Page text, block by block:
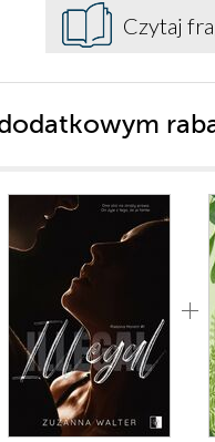
Czytaj